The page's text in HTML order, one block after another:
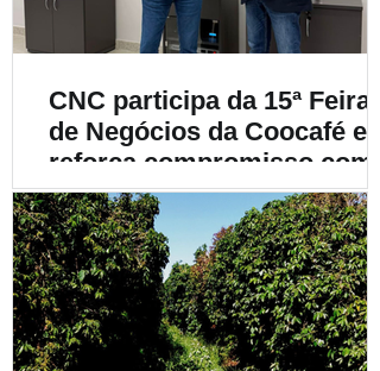
CNC participa da 15ª Feira
de Negócios da Coocafé e
reforça compromisso com
fortalecimento da
cafeicultura